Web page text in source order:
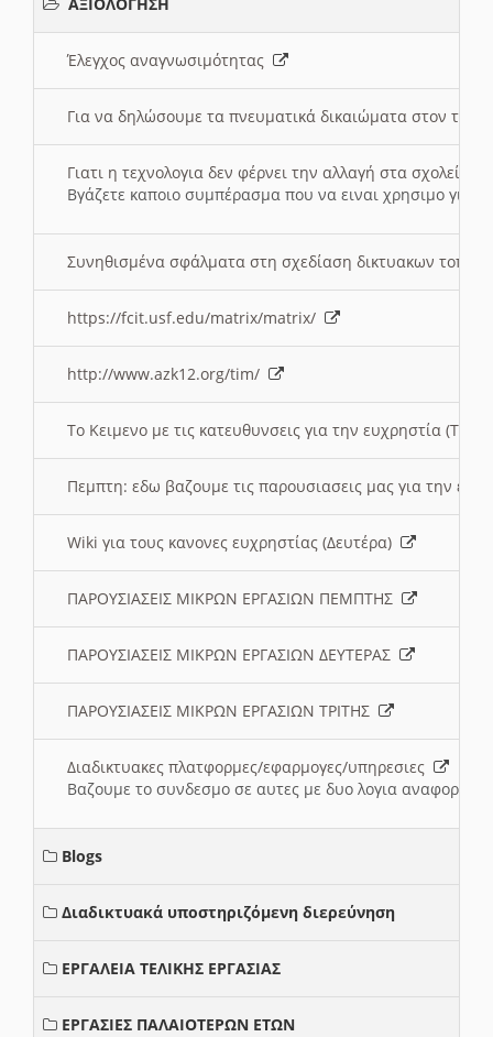
Έλεγχος αναγνωσιμότητας
Για να δηλώσουμε τα πνευματικά δικαιώματα στον
Γιατι η τεχνολογια δεν φέρνει την αλλαγή στα σχολεία;
Βγάζετε καποιο συμπέρασμα που να ειναι χρησιμο για
Συνηθισμένα σφάλματα στη σχεδίαση δικτυακων
https://fcit.usf.edu/matrix/matrix/
http://www.azk12.org/tim/
To Κειμενο με τις κατευθυνσεις για την ευχρηστία
Πεμπτη: εδω βαζουμε τις παρουσιασεις μας για την
Wiki για τους κανονες ευχρηστίας (Δευτέρα)
ΠΑΡΟΥΣΙΑΣΕΙΣ ΜΙΚΡΩΝ ΕΡΓΑΣΙΩΝ ΠΕΜΠΤΗΣ
ΠΑΡΟΥΣΙΑΣΕΙΣ ΜΙΚΡΩΝ ΕΡΓΑΣΙΩΝ ΔΕΥΤΕΡΑΣ
ΠΑΡΟΥΣΙΑΣΕΙΣ ΜΙΚΡΩΝ ΕΡΓΑΣΙΩΝ ΤΡΙΤΗΣ
Διαδικτυακες πλατφορμες/εφαρμογες/υπηρεσιες
Βαζουμε το συνδεσμο σε αυτες με δυο λογια αναφορικα
Blogs
Διαδικτυακά υποστηριζόμενη διερεύνηση
ΕΡΓΑΛΕΙΑ ΤΕΛΙΚΗΣ ΕΡΓΑΣΙΑΣ
ΕΡΓΑΣΙΕΣ ΠΑΛΑΙΟΤΕΡΩΝ ΕΤΩΝ